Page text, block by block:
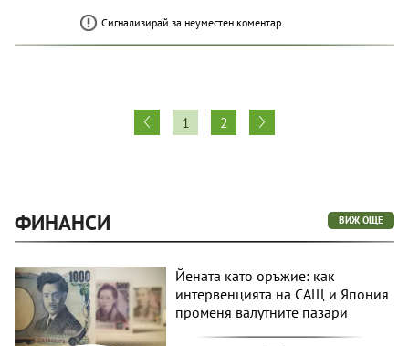
Сигнализирай за неуместен коментар
1 2
ФИНАНСИ ВИЖ ОЩЕ
Йената като оръжие: как
интервенцията на САЩ и Япония
променя валутните пазари